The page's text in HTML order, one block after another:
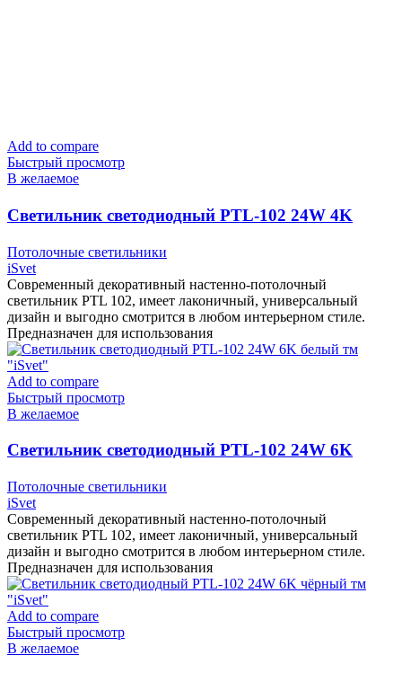
Add to compare
Быстрый просмотр
В желаемое
Cветильник светодиодный PTL-102 24W 4K
Потолочные светильники
iSvet
Современный декоративный настенно-потолочный
светильник PTL 102, имеет лаконичный, универсальный
дизайн и выгодно смотрится в любом интерьерном стиле.
Предназначен для использования
Add to compare
Быстрый просмотр
В желаемое
Cветильник светодиодный PTL-102 24W 6K
Потолочные светильники
iSvet
Современный декоративный настенно-потолочный
светильник PTL 102, имеет лаконичный, универсальный
дизайн и выгодно смотрится в любом интерьерном стиле.
Предназначен для использования
Add to compare
Быстрый просмотр
В желаемое